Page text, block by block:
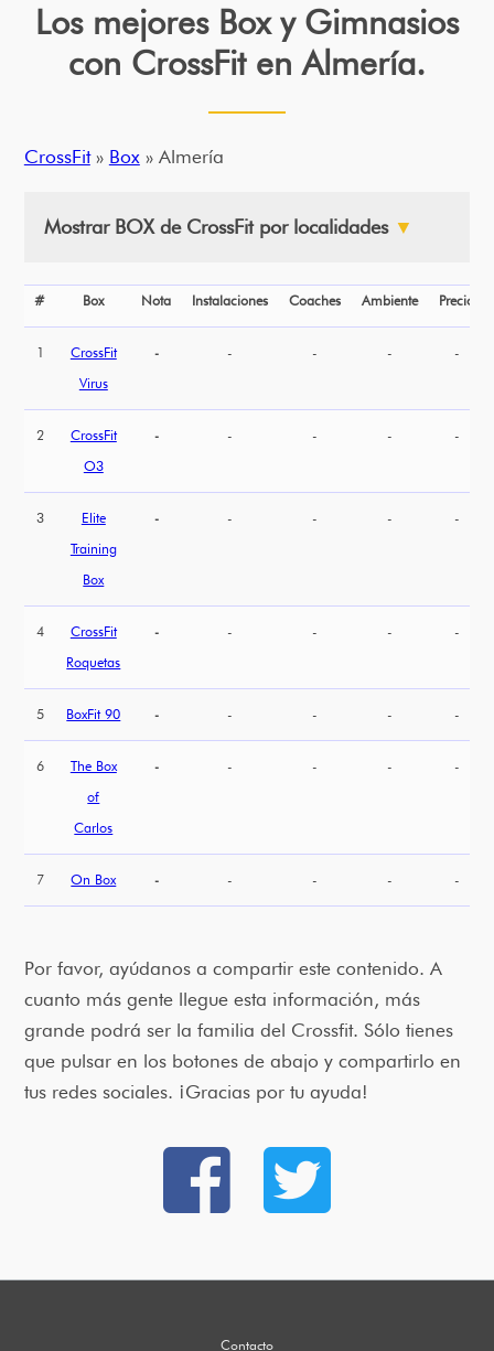
Los mejores Box y Gimnasios
con CrossFit en Almería.
CrossFit» Box» Almería
Mostrar BOX de CrossFit por localidades ▼
# Box Nota Instalaciones Coaches Ambiente Precio
1
CrossFit
Virus
- - - - -
2
CrossFit
O3
- - - - -
3
Elite
Training
Box
- - - - -
4
CrossFit
Roquetas
- - - - -
5 BoxFit 90 - - - - -
6
The Box
of
Carlos
- - - - -
7 On Box - - - - -
Por favor, ayúdanos a compartir este contenido. A
cuanto más gente llegue esta información, más
grande podrá ser la familia del Crossfit. Sólo tienes
que pulsar en los botones de abajo y compartirlo en
tus redes sociales. ¡Gracias por tu ayuda!
Contacto